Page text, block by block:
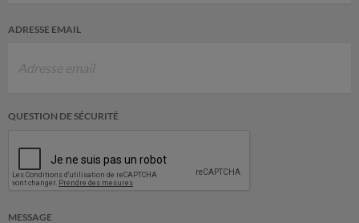
ADRESSE EMAIL
QUESTION DE SÉCURITÉ
MESSAGE